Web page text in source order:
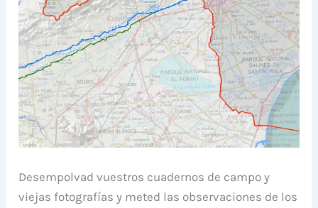
Desempolvad vuestros cuadernos de campo y
viejas fotografías y meted las observaciones de los